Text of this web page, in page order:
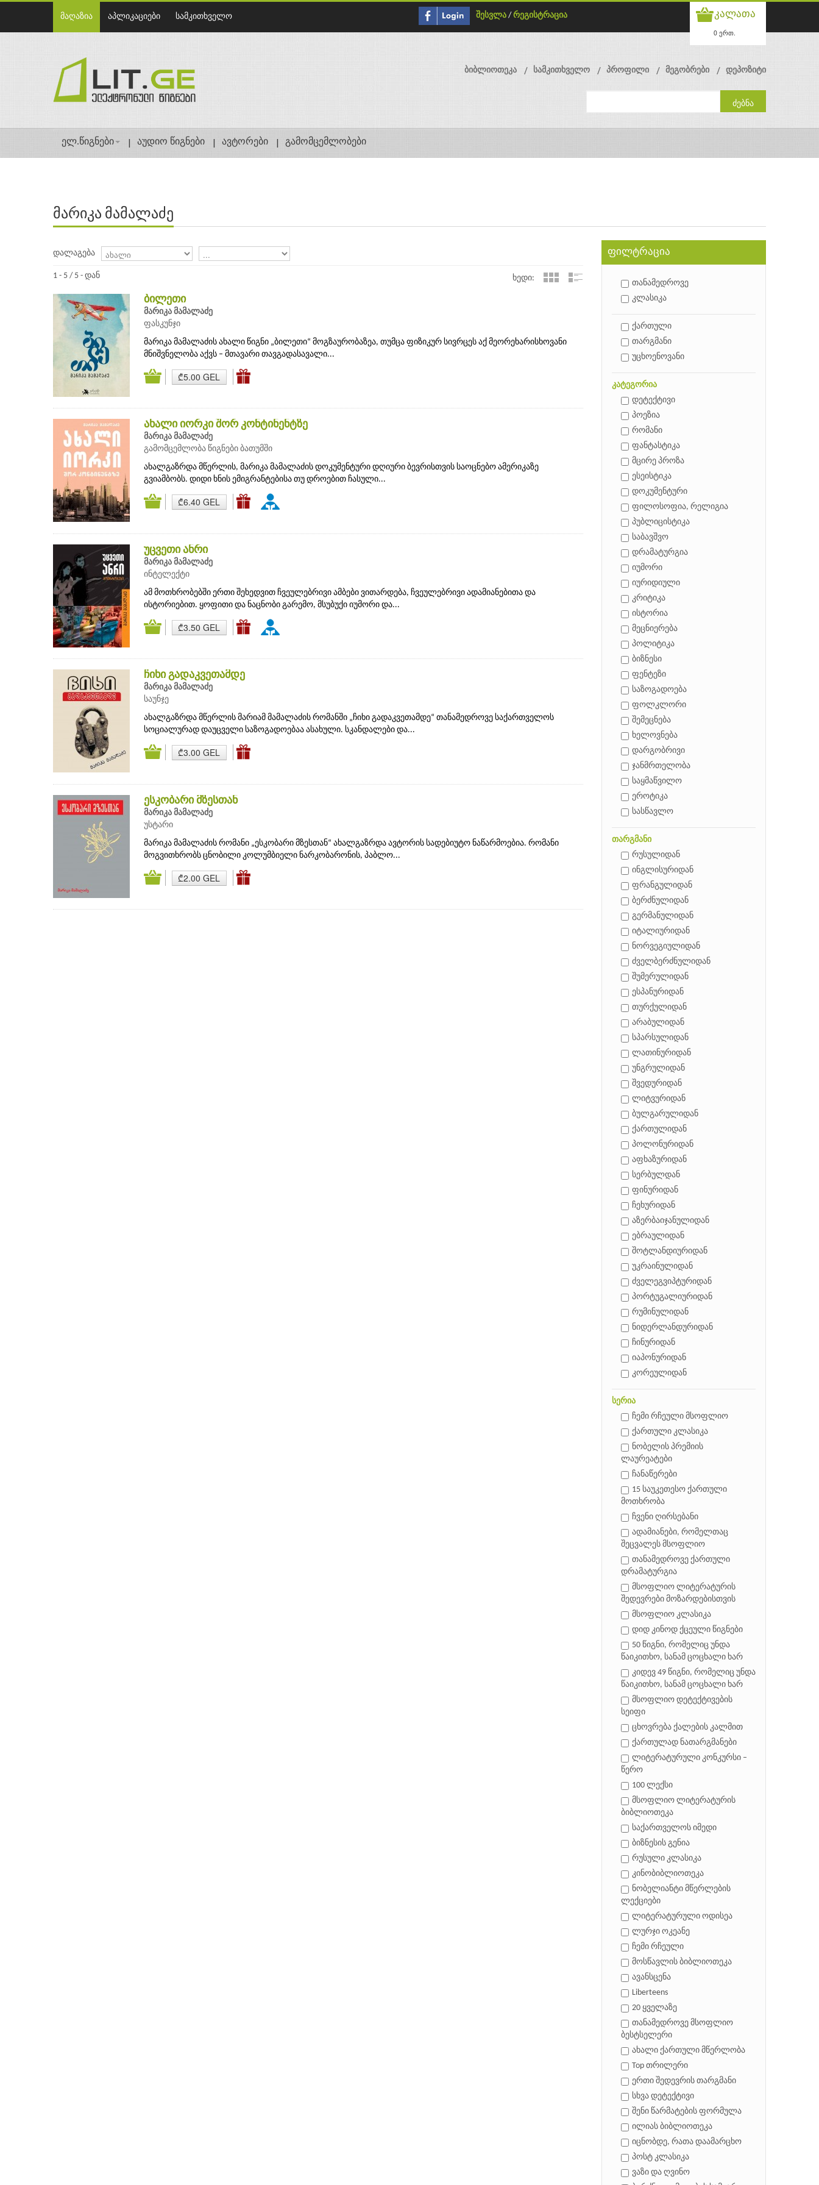
მაღაზია აპლიკაციები სამკითხველო შესვლა / რეგისტრაცია კალათა
0 ერთ.
ბიბლიოთეკა სამკითხველო პროფილი მეგობრები დეპოზიტი
ელ.წიგნები აუდიო წიგნები ავტორები გამომცემლობები
მარიკა მამალაძე
დალაგება
1 - 5 / 5 - დან ხედი:
ბილეთი
მარიკა მამალაძე
ფასკუნჯი
მარიკა მამალაძის ახალი წიგნი „ბილეთი“ მოგზაურობაზეა, თუმცა ფიზიკურ სივრცეს აქ მეორეხარისხოვანი
მნიშვნელობა აქვს – მთავარი თავგადასავალი...
₾5.00 GEL
ახალი იორკი შორ კონტინენტზე
მარიკა მამალაძე
გამომცემლობა წიგნები ბათუმში
ახალგაზრდა მწერლის, მარიკა მამალაძის დოკუმენტური დღიური ბევრისთვის საოცნებო ამერიკაზე
გვიამბობს. დიდი ხნის ემიგრანტებისა თუ დროებით ჩასული...
₾6.40 GEL
უცვეთი ანრი
მარიკა მამალაძე
ინტელექტი
ამ მოთხრობებში ერთი შეხედვით ჩვეულებრივი ამბები ვითარდება, ჩვეულებრივი ადამიანებითა და
ისტორიებით. ყოფითი და ნაცნობი გარემო, მსუბუქი იუმორი და...
₾3.50 GEL
ჩიხი გადაკვეთამდე
მარიკა მამალაძე
საუნჯე
ახალგაზრდა მწერლის მარიამ მამალაძის რომანში „ჩიხი გადაკვეთამდე“ თანამედროვე საქართველოს
სოციალურად დაუცველი საზოგადოებაა ასახული. სკანდალები და...
₾3.00 GEL
ესკობარი მზესთან
მარიკა მამალაძე
უსტარი
მარიკა მამალაძის რომანი „ესკობარი მზესთან“ ახალგაზრდა ავტორის სადებიუტო ნაწარმოებია. რომანი
მოგვითხრობს ცნობილი კოლუმბიელი ნარკობარონის, პაბლო...
₾2.00 GEL
ფილტრაცია
თანამედროვე
კლასიკა
ქართული
თარგმანი
უცხოენოვანი
კატეგორია
დეტექტივი
პოეზია
რომანი
ფანტასტიკა
მცირე პროზა
ესეისტიკა
დოკუმენტური
ფილოსოფია, რელიგია
პუბლიცისტიკა
საბავშვო
დრამატურგია
იუმორი
იურიდიული
კრიტიკა
ისტორია
მეცნიერება
პოლიტიკა
ბიზნესი
ფენტეზი
საზოგადოება
ფოლკლორი
შემეცნება
ხელოვნება
დარგობრივი
ჯანმრთელობა
საყმაწვილო
ეროტიკა
სასწავლო
თარგმანი
რუსულიდან
ინგლისურიდან
ფრანგულიდან
ბერძნულიდან
გერმანულიდან
იტალიურიდან
ნორვეგიულიდან
ძველბერძნულიდან
შუმერულიდან
ესპანურიდან
თურქულიდან
არაბულიდან
სპარსულიდან
ლათინურიდან
უნგრულიდან
შვედურიდან
ლიტვურიდან
ბულგარულიდან
ქართულიდან
პოლონურიდან
აფხაზურიდან
სერბულდან
ფინურიდან
ჩეხურიდან
აზერბაიჯანულიდან
ებრაულიდან
შოტლანდიურიდან
უკრაინულიდან
ძველეგვიპტურიდან
პორტუგალიურიდან
რუმინულიდან
ნიდერლანდურიდან
ჩინურიდან
იაპონურიდან
კორეულიდან
სერია
ჩემი რჩეული მსოფლიო
ქართული კლასიკა
ნობელის პრემიის
ლაურეატები
ჩანაწერები
15 საუკეთესო ქართული
მოთხრობა
ჩვენი ღირსებანი
ადამიანები, რომელთაც
შეცვალეს მსოფლიო
თანამედროვე ქართული
დრამატურგია
მსოფლიო ლიტერატურის
შედევრები მოზარდებისთვის
მსოფლიო კლასიკა
დიდ კინოდ ქცეული წიგნები
50 წიგნი, რომელიც უნდა
წაიკითხო, სანამ ცოცხალი ხარ
კიდევ 49 წიგნი, რომელიც უნდა
წაიკითხო, სანამ ცოცხალი ხარ
მსოფლიო დეტექტივების
სეიფი
ცხოვრება ქალების კალმით
ქართულად ნათარგმანები
ლიტერატურული კონკურსი –
წერო
100 ლექსი
მსოფლიო ლიტერატურის
ბიბლიოთეკა
საქართველოს იმედი
ბიზნესის გენია
რუსული კლასიკა
კინობიბლიოთეკა
ნობელიანტი მწერლების
ლექციები
ლიტერატურული ოდისეა
ლურჯი ოკეანე
ჩემი რჩეული
მოსწავლის ბიბლიოთეკა
ავანსცენა
Liberteens
20 ყველაზე
თანამედროვე მსოფლიო
ბესტსელერი
ახალი ქართული მწერლობა
Top თრილერი
ერთი შედევრის თარგმანი
სხვა დეტექტივი
შენი წარმატების ფორმულა
ილიას ბიბლიოთეკა
იცნობდე, რათა დაამარცხო
პოსტ კლასიკა
ვაზი და ღვინო